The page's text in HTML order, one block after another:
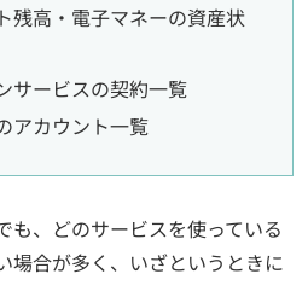
残高・電子マネーの資産状
サービスの契約一覧
アカウント一覧
も、どのサービスを使っている
場合が多く、いざというときに